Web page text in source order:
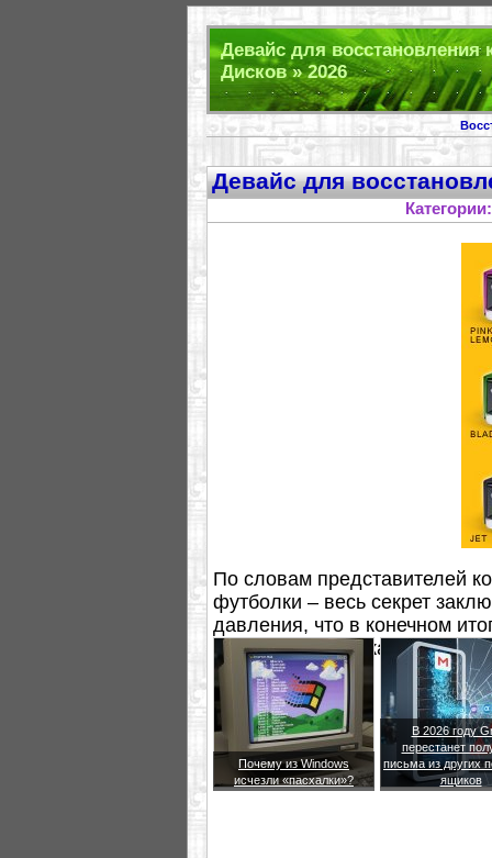
Девайс для восстановления
Дисков » 2026
Девайс для
По словам представителей
футболки – весь секрет
давления, что в конечном
поверхности диска.
Почему из Windows
исчезли «пасхалки»?
В 2026 году
перестанет
письма из других
ящиков